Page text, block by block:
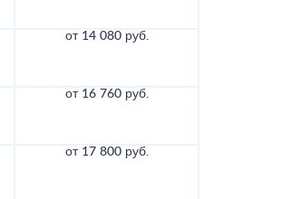
от 14 080 руб.
от 16 760 руб.
от 17 800 руб.